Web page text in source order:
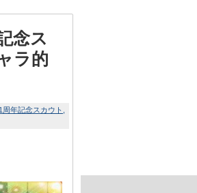
念ス
ラ的
1周年記念スカウト